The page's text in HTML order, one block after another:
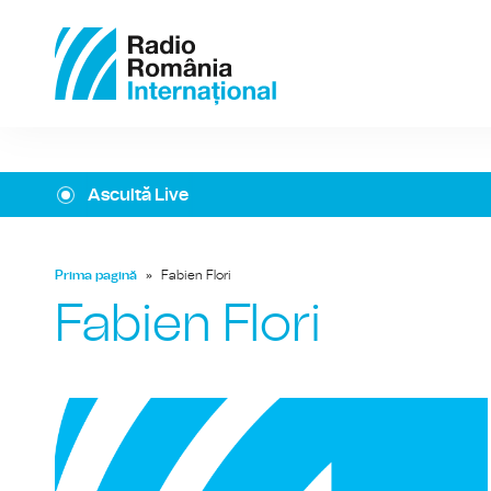
Ascultă Live
Prima pagină » Fabien Flori
Fabien Flori